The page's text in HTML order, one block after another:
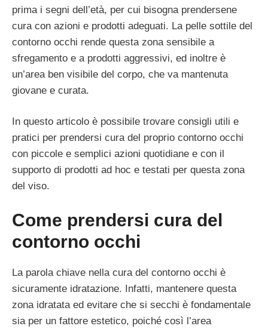
prima i segni dell’età, per cui bisogna prendersene
cura con azioni e prodotti adeguati. La pelle sottile del
contorno occhi rende questa zona sensibile a
sfregamento e a prodotti aggressivi, ed inoltre è
un’area ben visibile del corpo, che va mantenuta
giovane e curata.
In questo articolo è possibile trovare consigli utili e
pratici per prendersi cura del proprio contorno occhi
con piccole e semplici azioni quotidiane e con il
supporto di prodotti ad hoc e testati per questa zona
del viso.
Come prendersi cura del
contorno occhi
La parola chiave nella cura del contorno occhi è
sicuramente idratazione. Infatti, mantenere questa
zona idratata ed evitare che si secchi è fondamentale
sia per un fattore estetico, poiché così l’area